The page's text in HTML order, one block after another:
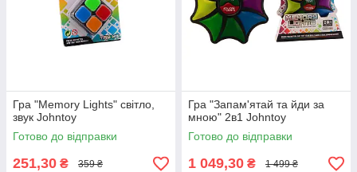
Гра "Memory Lights" світло,
звук Johntoy
Готово до відправки
251,30 ₴ 359 ₴
Гра "Запам'ятай та йди за
мною" 2в1 Johntoy
Готово до відправки
1 049,30 ₴ 1 499 ₴